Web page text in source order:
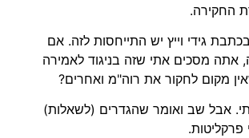
החקירה.
גידי וייץ יש התייחסות לזה. אם
אתה מסכים אתי שזה בניגוד לאמירה
מקום לחקור את רוה"מ ואחרים?
אבל שב ואומר שהגדרים (לשאלות)
פרקליטות.